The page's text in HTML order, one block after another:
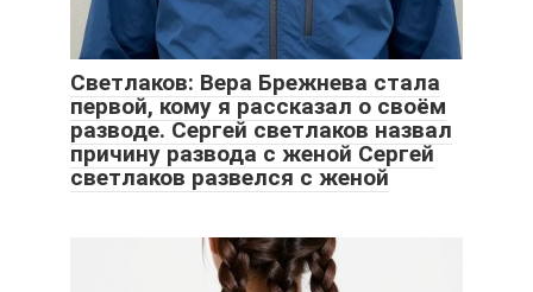
Светлаков: Вера Брежнева стала
первой, кому я рассказал о своём
разводе. Сергей светлаков назвал
причину развода с женой Сергей
светлаков развелся с женой